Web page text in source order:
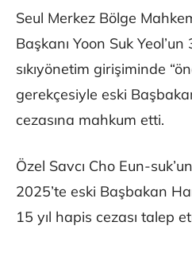
Seul Merkez Bölge
Başkanı Yoon Suk
sıkıyönetim girişiminde
gerekçesiyle eski
cezasına mahkum etti.
Özel Savcı Cho Eun-
2025’te eski Başbakan
15 yıl hapis cezası talep